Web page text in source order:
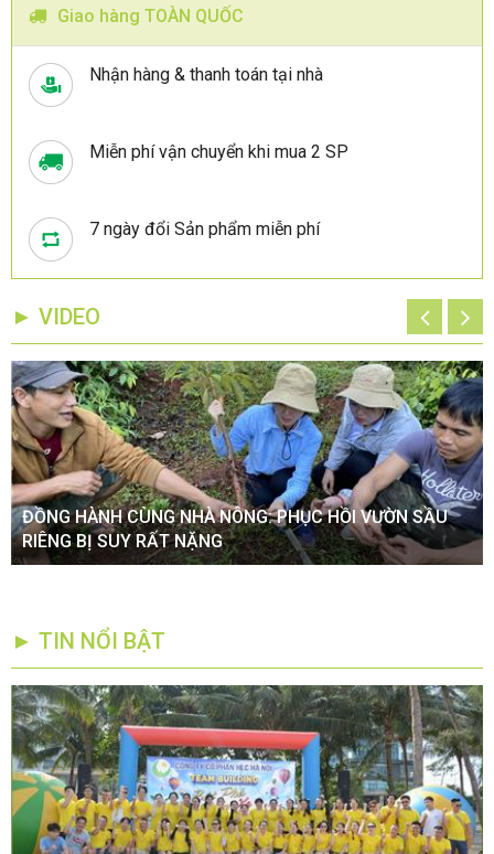
Giao hàng TOÀN QUỐC
Nhận hàng & thanh toán tại nhà
Miễn phí vận chuyển khi mua 2 SP
7 ngày đổi Sản phẩm miễn phí
► VIDEO
ĐỒNG HÀNH CÙNG NHÀ NÔNG: PHỤC HỒI VƯỜN SẦU
RIÊNG BỊ SUY RẤT NẶNG
► TIN NỔI BẬT